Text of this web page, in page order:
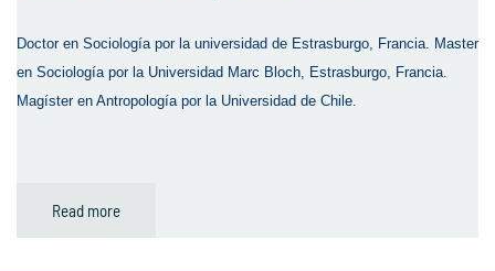
Doctor en Sociología por la universidad de Estrasburgo, Francia. Master
en Sociología por la Universidad Marc Bloch, Estrasburgo, Francia.
Magíster en Antropología por la Universidad de Chile.
Read more